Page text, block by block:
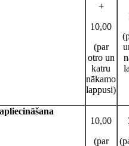
+
10,00
(par
otro un
katru
nākamo
lappusi)
10,00
(par